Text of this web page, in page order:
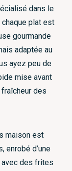
dans le
plat est
gourmande
adaptée au
ayez peu de
mise avant
des
maison est
enrobé d’une
des frites